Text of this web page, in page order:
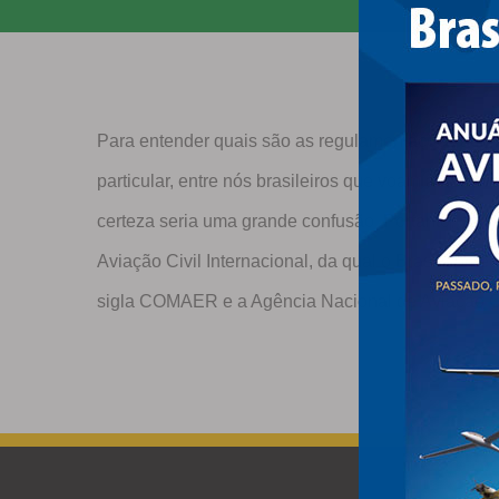
Para entender quais são as regulamentações
particular, entre nós brasileiros que voam
certeza seria uma grande confusão. Portanto,
Aviação Civil Internacional, da qual o Brasil
sigla COMAER e a Agência Nacional de Aviação